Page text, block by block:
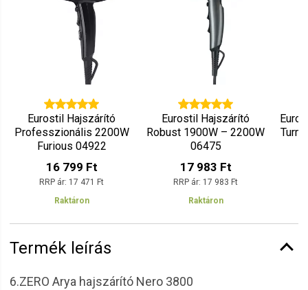
Eurostil Hajszárító
Professzionális 2200W
Furious 04922
16 799 Ft
RRP ár: 17 471 Ft
Raktáron
Eurostil Hajszárító
Robust 1900W – 2200W
06475
17 983 Ft
RRP ár: 17 983 Ft
Raktáron
Termék leírás
6.ZERO Arya hajszárító Nero 3800